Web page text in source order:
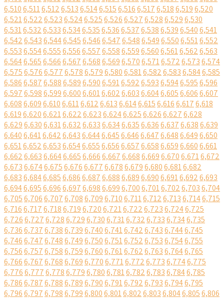
6,5106,5116,5126,5136,5146,5156,5166,5176,5186,5196,520
6,5216,5226,5236,5246,5256,5266,5276,5286,5296,530
6,5316,5326,5336,5346,5356,5366,5376,5386,5396,5406,541
6,5426,5436,5446,5456,5466,5476,5486,5496,5506,5516,552
6,5536,5546,5556,5566,5576,5586,5596,5606,5616,5626,563
6,5646,5656,5666,5676,5686,5696,5706,5716,5726,5736,574
6,5756,5766,5776,5786,5796,5806,5816,5826,5836,5846,585
6,5866,5876,5886,5896,5906,5916,5926,5936,5946,5956,596
6,5976,5986,5996,6006,6016,6026,6036,6046,6056,6066,607
6,6086,6096,6106,6116,6126,6136,6146,6156,6166,6176,618
6,6196,6206,6216,6226,6236,6246,6256,6266,6276,628
6,6296,6306,6316,6326,6336,6346,6356,6366,6376,6386,639
6,6406,6416,6426,6436,6446,6456,6466,6476,6486,6496,650
6,6516,6526,6536,6546,6556,6566,6576,6586,6596,6606,661
6,6626,6636,6646,6656,6666,6676,6686,6696,6706,6716,672
6,6736,6746,6756,6766,6776,6786,6796,6806,6816,682
6,6836,6846,6856,6866,6876,6886,6896,6906,6916,6926,693
6,6946,6956,6966,6976,6986,6996,7006,7016,7026,7036,704
6,7056,7066,7076,7086,7096,7106,7116,7126,7136,7146,715
6,7166,7176,7186,7196,7206,7216,7226,7236,7246,725
6,7266,7276,7286,7296,7306,7316,7326,7336,7346,735
6,7366,7376,7386,7396,7406,7416,7426,7436,7446,745
6,7466,7476,7486,7496,7506,7516,7526,7536,7546,755
6,7566,7576,7586,7596,7606,7616,7626,7636,7646,765
6,7666,7676,7686,7696,7706,7716,7726,7736,7746,775
6,7766,7776,7786,7796,7806,7816,7826,7836,7846,785
6,7866,7876,7886,7896,7906,7916,7926,7936,7946,795
6,7966,7976,7986,7996,8006,8016,8026,8036,8046,8056,806